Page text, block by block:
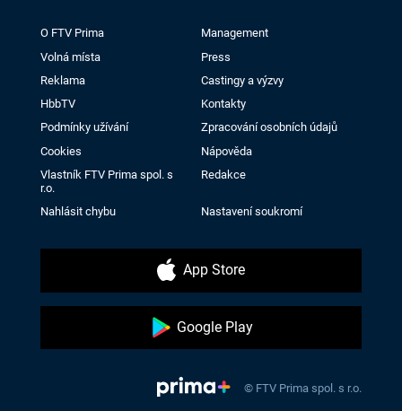
O FTV Prima
Management
Volná místa
Press
Reklama
Castingy a výzvy
HbbTV
Kontakty
Podmínky užívání
Zpracování osobních údajů
Cookies
Nápověda
Vlastník FTV Prima spol. s
r.o.
Redakce
Nahlásit chybu Nastavení soukromí
App Store
Google Play
© FTV Prima spol. s r.o.